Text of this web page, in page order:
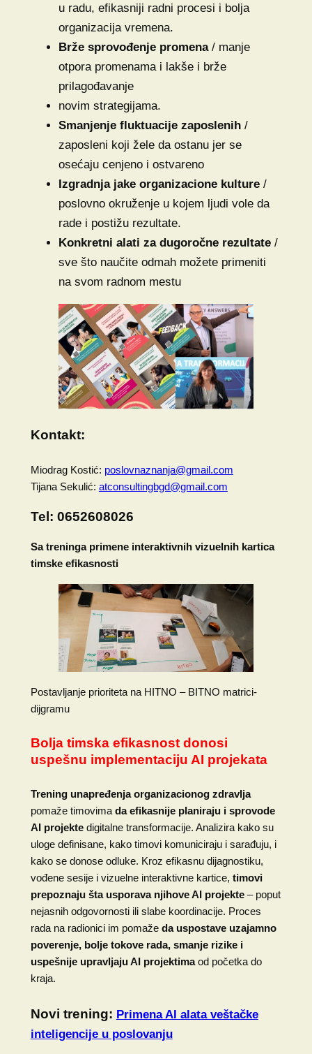
u radu, efikasniji radni procesi i bolja
organizacija vremena.
Brže sprovođenje promena/ manje
otpora promenama i lakše i brže
prilagođavanje
novim strategijama.
Smanjenje fluktuacije zaposlenih/
zaposleni koji žele da ostanu jer se
osećaju cenjeno i ostvareno
Izgradnja jake organizacione kulture/
poslovno okruženje u kojem ljudi vole da
rade i postižu rezultate.
Konkretni alati za dugoročne rezultate/
sve što naučite odmah možete primeniti
na svom radnom mestu
Kontakt:
Miodrag Kostić: poslovnaznanja@gmail.com
Tijana Sekulić: atconsultingbgd@gmail.com
Tel: 0652608026
Sa treninga primene interaktivnih vizuelnih kartica
timske efikasnosti
Postavljanje prioriteta na HITNO – BITNO matrici-
dijgramu
Bolja timska efikasnost donosi
uspešnu implementaciju AI projekata
Trening unapređenja organizacionog zdravlja
pomaže timovimada efikasnije planiraju i sprovode
AI projektedigitalne transformacije. Analizira kako su
uloge definisane, kako timovi komuniciraju i sarađuju, i
kako se donose odluke. Kroz efikasnu dijagnostiku,
vođene sesije i vizuelne interaktivne kartice, timovi
prepoznaju šta usporava njihove AI projekte– poput
nejasnih odgovornosti ili slabe koordinacije. Proces
rada na radionici im pomaže da uspostave uzajamno
poverenje, bolje tokove rada, smanje rizike i
uspešnije upravljaju AI projektimaod početka do
kraja.
Novi trening: Primena AI alata veštačke
inteligencije u poslovanju